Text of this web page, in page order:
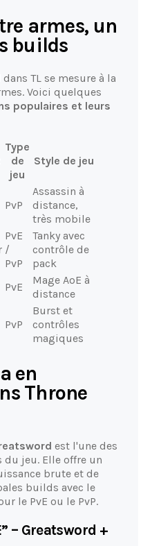
armes, un
builds
TL se mesure à la
Voici quelques
populaires et leurs
Type
de
jeu
Style de jeu
PvP
Assassin à
distance,
très mobile
PvE
/
PvP
Tanky avec
contrôle de
pack
PvE
Mage AoE à
distance
PvP
Burst et
contrôles
magiques
en
Throne
est l'une des
jeu. Elle offre un
brute et de
builds avec le
le PvE ou le PvP.
– Greatsword +